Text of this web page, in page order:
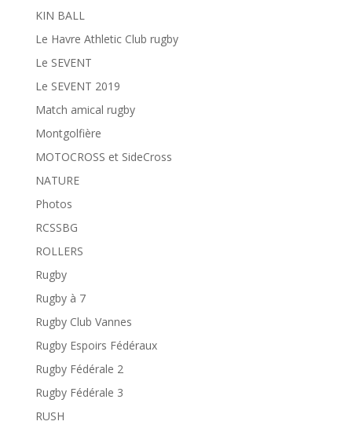
KIN BALL
Le Havre Athletic Club rugby
Le SEVENT
Le SEVENT 2019
Match amical rugby
Montgolfière
MOTOCROSS et SideCross
NATURE
Photos
RCSSBG
ROLLERS
Rugby
Rugby à 7
Rugby Club Vannes
Rugby Espoirs Fédéraux
Rugby Fédérale 2
Rugby Fédérale 3
RUSH